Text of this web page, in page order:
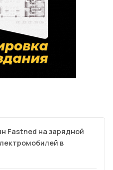
Fastned на зарядной
в